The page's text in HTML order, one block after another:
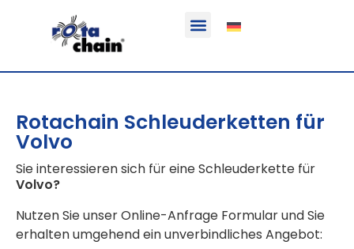
Rotachain Schleuderketten für
Volvo
Sie interessieren sich für eine Schleuderkette für
Volvo?
Nutzen Sie unser Online-Anfrage Formular und Sie
erhalten umgehend ein unverbindliches Angebot: